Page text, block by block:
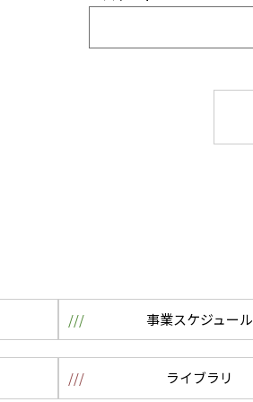
事業スケジュール
ライブラリ